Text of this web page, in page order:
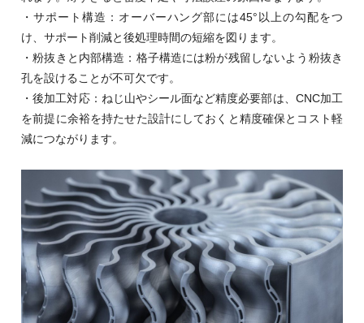
・サポート構造：オーバーハング部には45°以上の勾配をつ
け、サポート削減と後処理時間の短縮を図ります。
・粉抜きと内部構造：格子構造には粉が残留しないよう粉抜き
孔を設けることが不可欠です。
・後加工対応：ねじ山やシール面など精度必要部は、CNC加工
を前提に余裕を持たせた設計にしておくと精度確保とコスト軽
減につながります。